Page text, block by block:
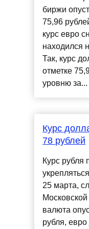
биржи
75,96
курс евро
находился
Так, курс
отметке
уровню за...
Курс
78 рублей
Курс рубля
25 марта,
валюта
рубля,